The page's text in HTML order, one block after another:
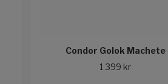
Condor Golok Machete
1 399 kr